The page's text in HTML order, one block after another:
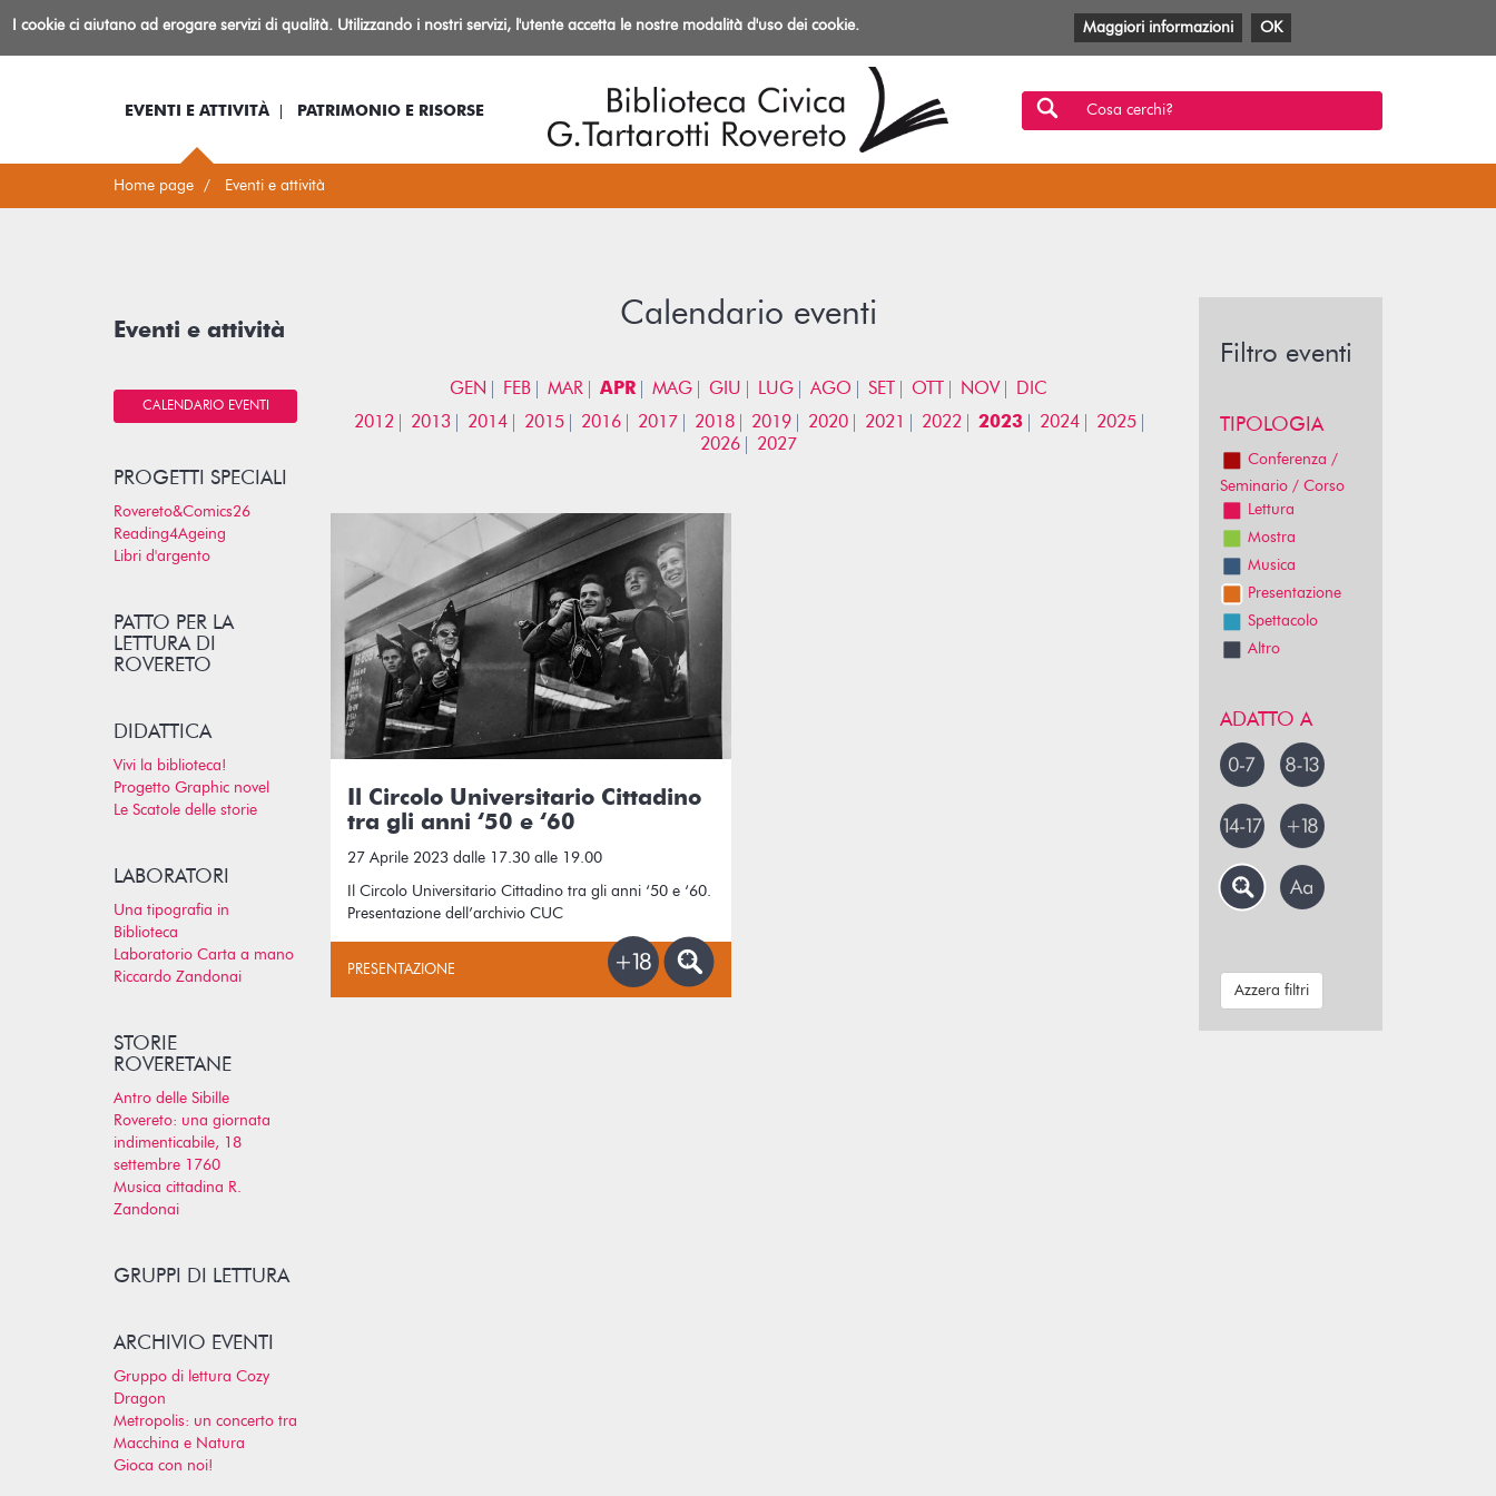
BibliotecaIo sono... Log-in Informazioni
Facebook
TwitterYouTube
Anobii
SBTMlol
EVENTI E ATTIVITÀ PATRIMONIO E RISORSE Cosa cerchi?
Home page Eventi e attività
Calendario eventi
GEN FEB MAR APR MAG GIU LUG AGO SET OTT NOV
DIC
2012
2013 2014 2015 2016 2017 2018 2019 2020 2021 2022 2023 2024
2025
2026
2027
Il Circolo Universitario Cittadino
tra gli anni ‘50 e ‘60
27 Aprile 2023 dalle 17.30 alle 19.00
Il Circolo Universitario Cittadino tra gli anni ‘50 e ‘60.
Presentazione dell’archivio CUC
PRESENTAZIONE
Eventi e attività
CALENDARIO EVENTI
PROGETTI SPECIALI
Rovereto&Comics26
Reading4Ageing
Libri d'argento
PATTO PER LA
LETTURA DI
ROVERETO
DIDATTICA
Vivi la biblioteca!
Progetto Graphic novel
Le Scatole delle storie
LABORATORI
Una tipografia in
Biblioteca
Laboratorio Carta a mano
Riccardo Zandonai
STORIE
ROVERETANE
Antro delle Sibille
Rovereto: una giornata
indimenticabile, 18
settembre 1760
Musica cittadina R.
Zandonai
GRUPPI DI LETTURA
ARCHIVIO EVENTI
Gruppo di lettura Cozy
Dragon
Metropolis: un concerto tra
Macchina e Natura
Gioca con noi!
Filtro eventi
TIPOLOGIA
Conferenza /
Seminario / Corso
Lettura
Mostra
Musica
Presentazione
Spettacolo
Altro
ADATTO A
Azzera filtri
I cookie ci aiutano ad erogare servizi di qualità. Utilizzando i nostri servizi, l'utente accetta le nostre modalità d'uso dei cookie. Maggiori informazioni OK